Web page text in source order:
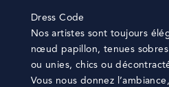
Dress Code
Nos artistes sont toujours
nœud papillon, tenues
ou unies, chics ou
Vous nous donnez